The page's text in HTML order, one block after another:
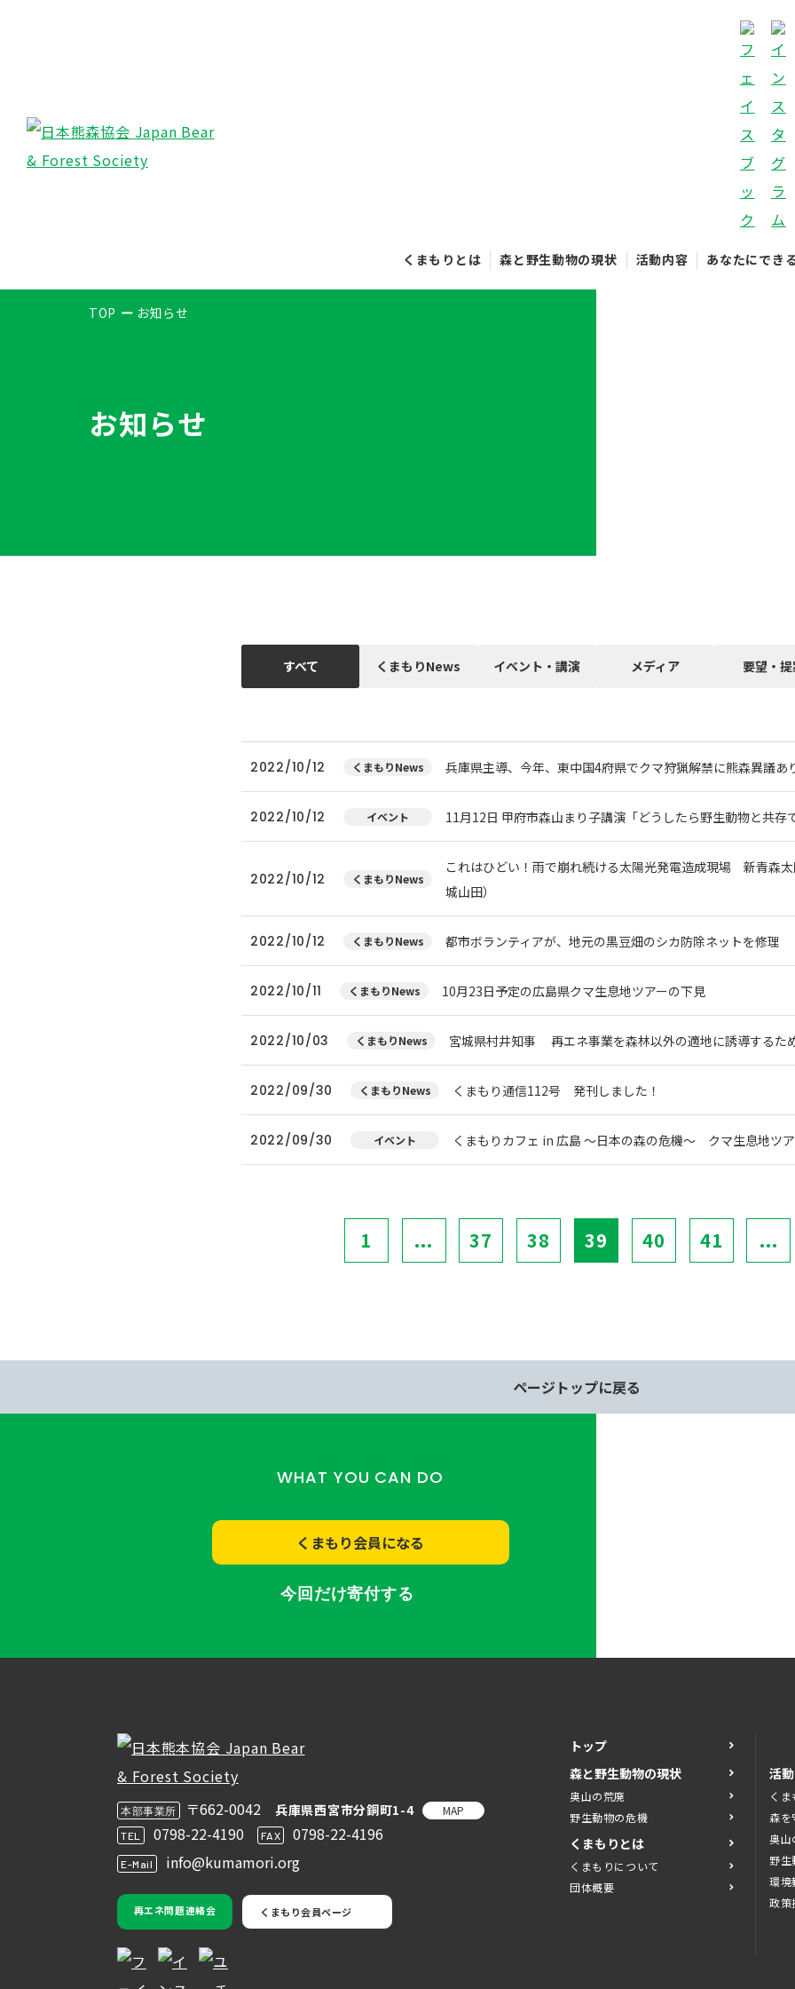
くまもりとは 森と野生動物の現状 活動内容 あなたにでき
TOP お知らせ
お知らせ
すべて くまもりNews イベント・講演 メディア 要望・
2022/10/12 くまもりNews 兵庫県主導、今年、東中国4府県でクマ狩猟解禁に熊森異議あ
2022/10/12 イベント 11月12日 甲府市森山まり子講演「どうしたら野生動物と共存
2022/10/12 くまもりNews
これはひどい！雨で崩れ続ける太陽光発電造成現場 新青森
城山田）
2022/10/12 くまもりNews 都市ボランティアが、地元の黒豆畑のシカ防除ネットを修理
2022/10/11 くまもりNews 10月23日予定の広島県クマ生息地ツアーの下見
2022/10/03 くまもりNews 宮城県村井知事 再エネ事業を森林以外の適地に誘導する
2022/09/30 くまもりNews くまもり通信112号 発刊しました！
2022/09/30 イベント くまもりカフェ in 広島 ～日本の森の危機～ クマ生息地ツ
1 ... 37 38 39 40 41 ...
ページトップに戻る
WHAT YOU CAN DO
くまもり会員になる
今回だけ寄付する
本部事業所 〒662-0042 兵庫県西宮市分銅町1-4 MAP
TEL 0798-22-4190 FAX 0798-22-4196
E-Mail info@kumamori.org
再エネ問題連絡会 くまもり会員ページ
トップ
森と野生動物の現状
奥山の荒廃
野生動物の危機
くまもりとは
くまもりについて
団体概要
活
く
森を
奥山
野生
環境
政策